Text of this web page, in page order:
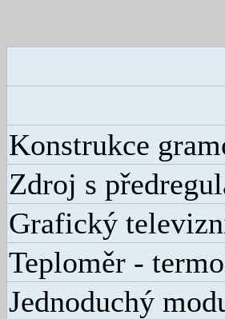
Konstrukce
Zdroj s
Grafický
Teploměr -
Jednoduchý